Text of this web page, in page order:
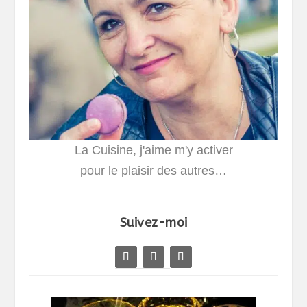
La Cuisine, j'aime m'y activer
pour le plaisir des autres…
Suivez-moi